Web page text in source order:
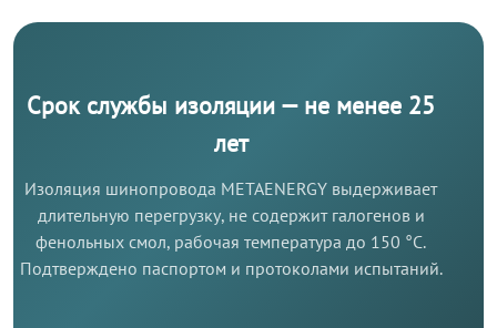
Срок службы изоляции — не менее 25
лет
Изоляция шинопровода METAENERGY выдерживает
длительную перегрузку, не содержит галогенов и
фенольных смол, рабочая температура до 150 °C.
Подтверждено паспортом и протоколами испытаний.